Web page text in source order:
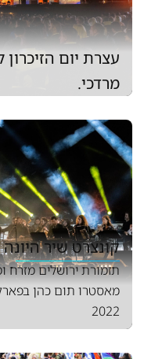
מרדכי.
קונצרט שיר היונה
תזמורת ירושלים מזרח
מאסטרו תום כהן
2022